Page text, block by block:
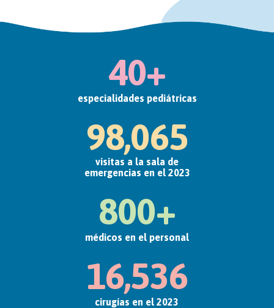
40+
especialidades pediátricas
98,065
visitas a la sala de
emergencias en el 2023
800+
médicos en el personal
16,536
cirugías en el 2023